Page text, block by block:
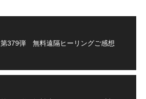
第379弾 無料遠隔ヒーリングご感想